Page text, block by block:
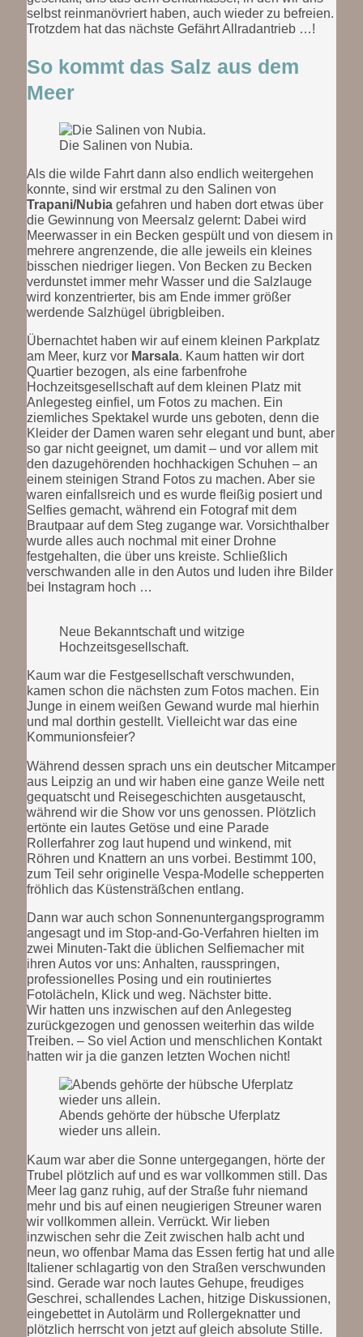
selbst reinmanövriert haben, auch wieder zu befreien.
Trotzdem hat das nächste Gefährt Allradantrieb …!
So kommt das Salz aus dem
Meer
Die Salinen von Nubia.
Als die wilde Fahrt dann also endlich weitergehen
konnte, sind wir erstmal zu den Salinen von
Trapani/Nubia gefahren und haben dort etwas über
die Gewinnung von Meersalz gelernt: Dabei wird
Meerwasser in ein Becken gespült und von diesem in
mehrere angrenzende, die alle jeweils ein kleines
bisschen niedriger liegen. Von Becken zu Becken
verdunstet immer mehr Wasser und die Salzlauge
wird konzentrierter, bis am Ende immer größer
werdende Salzhügel übrigbleiben.
Übernachtet haben wir auf einem kleinen Parkplatz
am Meer, kurz vor Marsala. Kaum hatten wir dort
Quartier bezogen, als eine farbenfrohe
Hochzeitsgesellschaft auf dem kleinen Platz mit
Anlegesteg einfiel, um Fotos zu machen. Ein
ziemliches Spektakel wurde uns geboten, denn die
Kleider der Damen waren sehr elegant und bunt, aber
so gar nicht geeignet, um damit – und vor allem mit
den dazugehörenden hochhackigen Schuhen – an
einem steinigen Strand Fotos zu machen. Aber sie
waren einfallsreich und es wurde fleißig posiert und
Selfies gemacht, während ein Fotograf mit dem
Brautpaar auf dem Steg zugange war. Vorsichthalber
wurde alles auch nochmal mit einer Drohne
festgehalten, die über uns kreiste. Schließlich
verschwanden alle in den Autos und luden ihre Bilder
bei Instagram hoch …
Neue Bekanntschaft und witzige
Hochzeitsgesellschaft.
Kaum war die Festgesellschaft verschwunden,
kamen schon die nächsten zum Fotos machen. Ein
Junge in einem weißen Gewand wurde mal hierhin
und mal dorthin gestellt. Vielleicht war das eine
Kommunionsfeier?
Während dessen sprach uns ein deutscher Mitcamper
aus Leipzig an und wir haben eine ganze Weile nett
gequatscht und Reisegeschichten ausgetauscht,
während wir die Show vor uns genossen. Plötzlich
ertönte ein lautes Getöse und eine Parade
Rollerfahrer zog laut hupend und winkend, mit
Röhren und Knattern an uns vorbei. Bestimmt 100,
zum Teil sehr originelle Vespa-Modelle schepperten
fröhlich das Küstensträßchen entlang.
Dann war auch schon Sonnenuntergangsprogramm
angesagt und im Stop-and-Go-Verfahren hielten im
zwei Minuten-Takt die üblichen Selfiemacher mit
ihren Autos vor uns: Anhalten, rausspringen,
professionelles Posing und ein routiniertes
Fotolächeln, Klick und weg. Nächster bitte.
Wir hatten uns inzwischen auf den Anlegesteg
zurückgezogen und genossen weiterhin das wilde
Treiben. – So viel Action und menschlichen Kontakt
hatten wir ja die ganzen letzten Wochen nicht!
Abends gehörte der hübsche Uferplatz
wieder uns allein.
Kaum war aber die Sonne untergegangen, hörte der
Trubel plötzlich auf und es war vollkommen still. Das
Meer lag ganz ruhig, auf der Straße fuhr niemand
mehr und bis auf einen neugierigen Streuner waren
wir vollkommen allein. Verrückt. Wir lieben
inzwischen sehr die Zeit zwischen halb acht und
neun, wo offenbar Mama das Essen fertig hat und alle
Italiener schlagartig von den Straßen verschwunden
sind. Gerade war noch lautes Gehupe, freudiges
Geschrei, schallendes Lachen, hitzige Diskussionen,
eingebettet in Autolärm und Rollergeknatter und
plötzlich herrscht von jetzt auf gleich absolute Stille.